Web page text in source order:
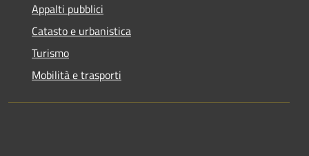
Appalti pubblici
Catasto e urbanistica
Turismo
Mobilità e trasporti